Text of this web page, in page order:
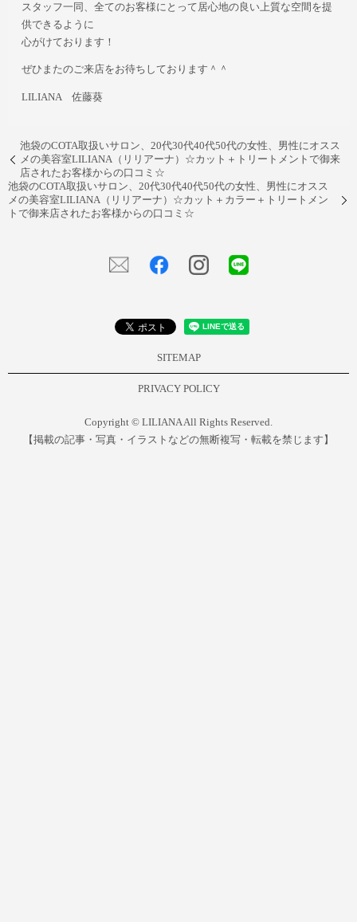
スタッフ一同、全てのお客様にとって居心地の良い上質な空間を提
供できるように
心がけております！
ぜひまたのご来店をお待ちしております＾＾
LILIANA 佐藤葵
池袋のCOTA取扱いサロン、20代30代40代50代の女性、男性にオスス
メの美容室LILIANA（リリアーナ）☆カット＋トリートメントで御来
店されたお客様からの口コミ☆
池袋のCOTA取扱いサロン、20代30代40代50代の女性、男性にオスス
メの美容室LILIANA（リリアーナ）☆カット＋カラー＋トリートメン
トで御来店されたお客様からの口コミ☆
SITEMAP
PRIVACY POLICY
Copyright © LILIANA All Rights Reserved.
【掲載の記事・写真・イラストなどの無断複写・転載を禁じます】